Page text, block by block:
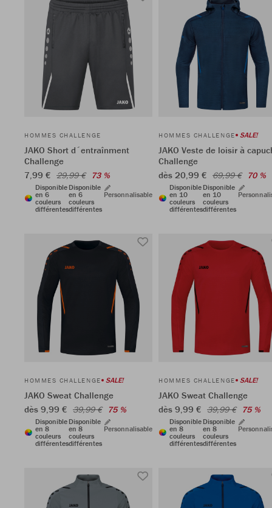
HOMMES CHALLENGE
JAKO Short d´entraînment
Challenge
7,99 € 29,99 € 73 %
Disponible
en 6
couleurs
différentes
Disponible
en 6
couleurs
différentes
Personnalisable
HOMMES CHALLENGE SALE!
JAKO Veste de loisir à
Challenge
dès 20,99 € 69,99 € 70 %
Disponible
en 10
couleurs
différentes
Disponible
en 10
couleurs
différentes
HOMMES CHALLENGE SALE!
JAKO Sweat Challenge
dès 9,99 € 39,99 € 75 %
Disponible
en 8
couleurs
différentes
Disponible
en 8
couleurs
différentes
Personnalisable
HOMMES CHALLENGE SALE!
JAKO Sweat Challenge
dès 9,99 € 39,99 € 75 %
Disponible
en 8
couleurs
différentes
Disponible
en 8
couleurs
différentes